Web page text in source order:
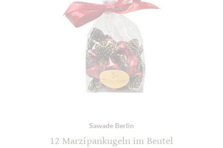
Sawade Berlin
12 Marzipankugeln im Beutel